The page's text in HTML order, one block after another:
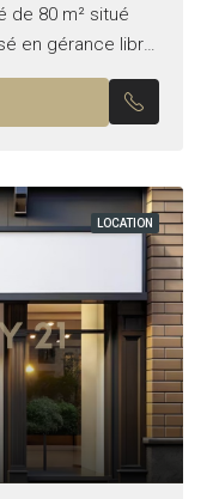
de 80 m² situé
en gérance libre.
et d’une
LOCATION